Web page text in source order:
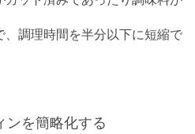
調理時間を半分以下に短縮で
ンを簡略化する